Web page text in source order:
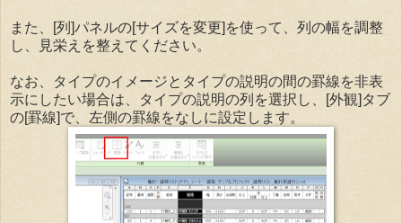
また、[列]パネルの[サイズを変更]を使って、列の幅を調整
し、見栄えを整えてください。
なお、タイプのイメージとタイプの説明の間の罫線を非表
示にしたい場合は、タイプの説明の列を選択し、[外観]タブ
の[罫線]で、左側の罫線をなしに設定します。